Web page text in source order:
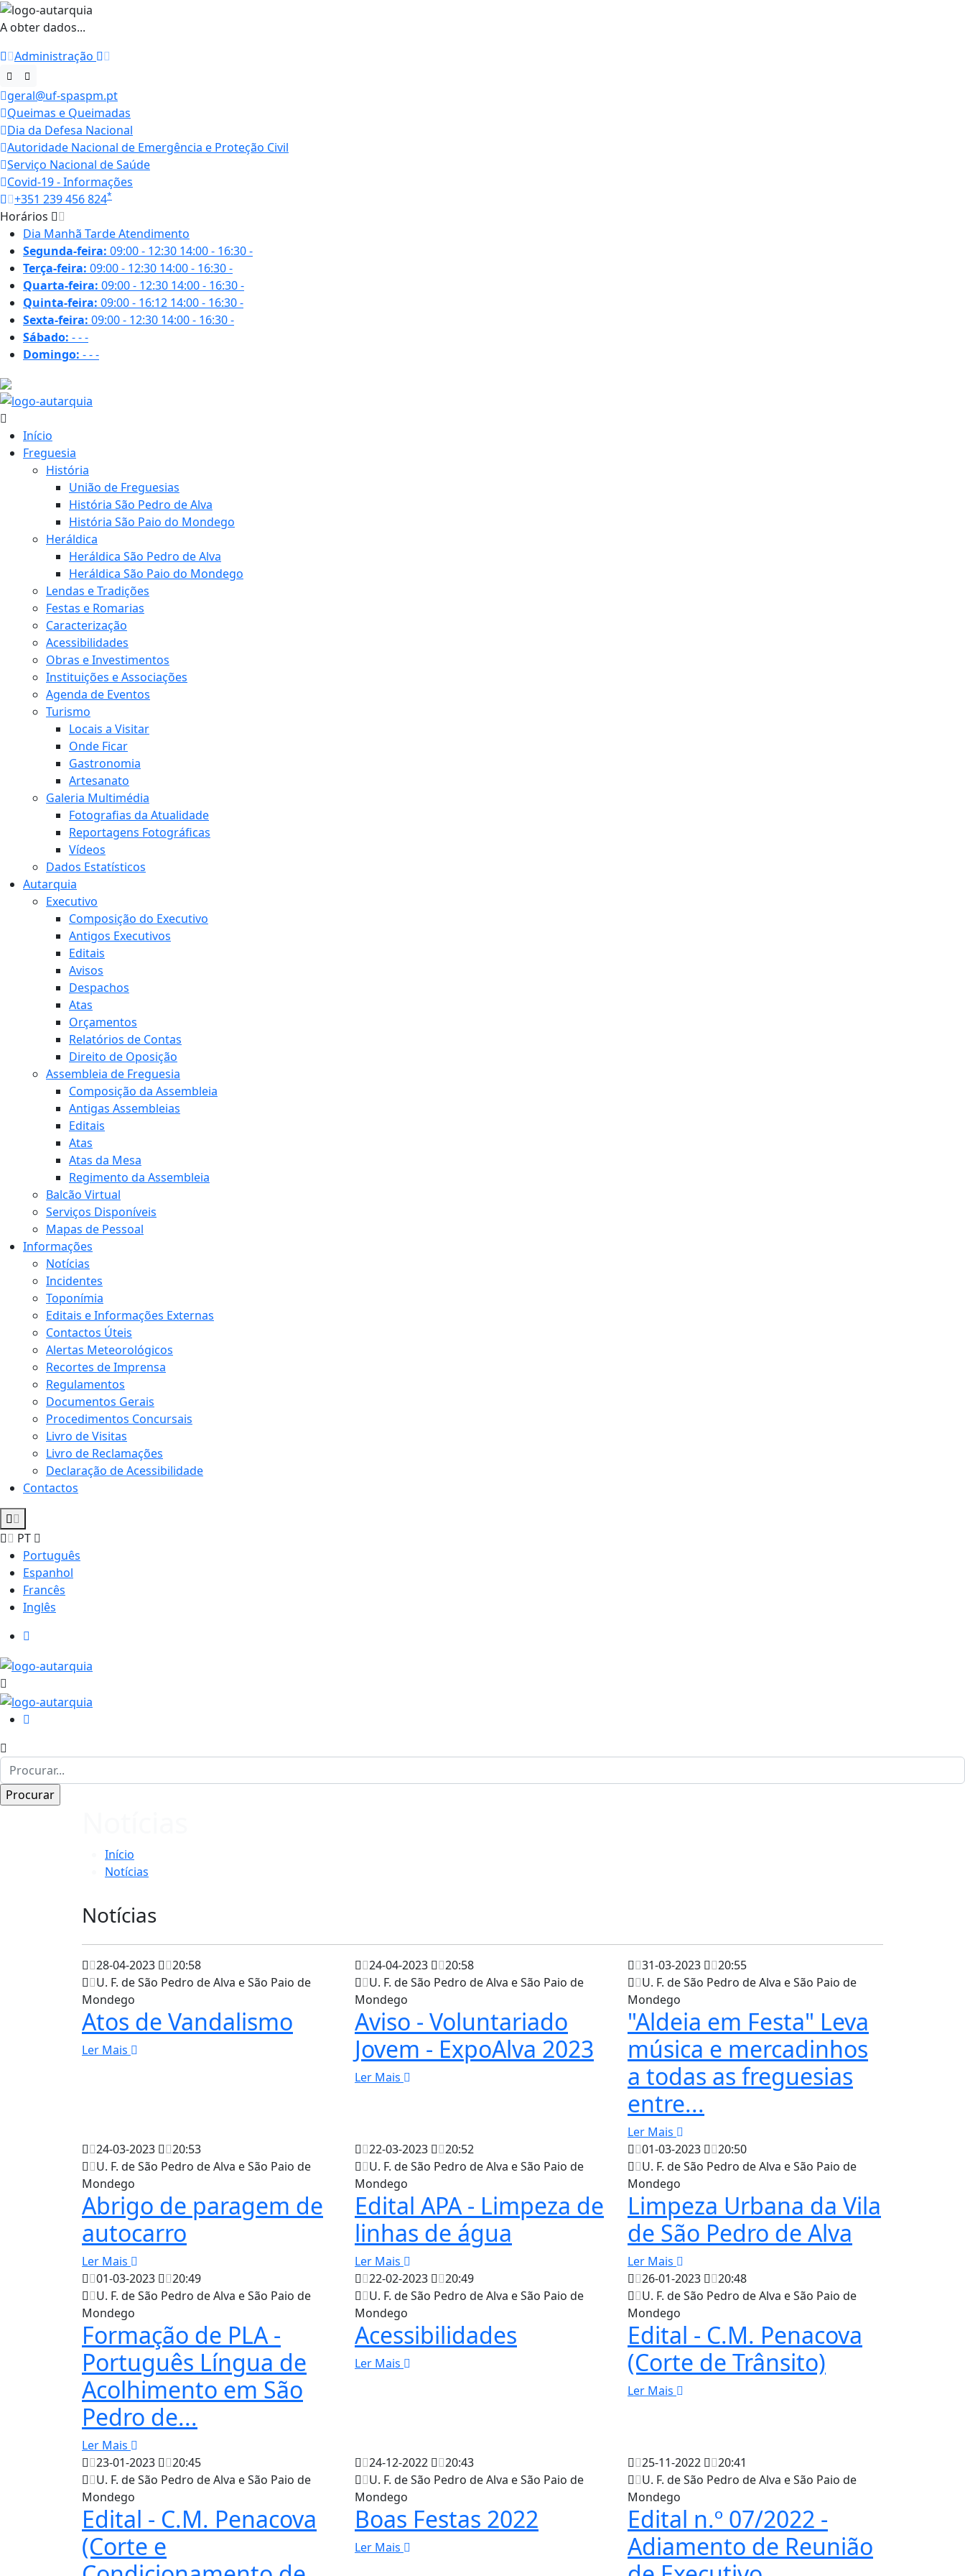
A obter dados...
Administração
geral@uf-spaspm.pt
Queimas e Queimadas
Dia da Defesa Nacional
Autoridade Nacional de Emergência e Proteção Civil
Serviço Nacional de Saúde
Covid-19 - Informações
+351 239 456 824*
Horários
Dia Manhã TardeAtendimento
Segunda-feira: 09:00 - 12:30 14:00 - 16:30-
Terça-feira: 09:00 - 12:30 14:00 - 16:30-
Quarta-feira: 09:00 - 12:30 14:00 - 16:30-
Quinta-feira: 09:00 - 16:12 14:00 - 16:30-
Sexta-feira: 09:00 - 12:30 14:00 - 16:30-
Sábado: ---
Domingo: ---
Início
Freguesia
História
União de Freguesias
História São Pedro de Alva
História São Paio do Mondego
Heráldica
Heráldica São Pedro de Alva
Heráldica São Paio do Mondego
Lendas e Tradições
Festas e Romarias
Caracterização
Acessibilidades
Obras e Investimentos
Instituições e Associações
Agenda de Eventos
Turismo
Locais a Visitar
Onde Ficar
Gastronomia
Artesanato
Galeria Multimédia
Fotografias da Atualidade
Reportagens Fotográficas
Vídeos
Dados Estatísticos
Autarquia
Executivo
Composição do Executivo
Antigos Executivos
Editais
Avisos
Despachos
Atas
Orçamentos
Relatórios de Contas
Direito de Oposição
Assembleia de Freguesia
Composição da Assembleia
Antigas Assembleias
Editais
Atas
Atas da Mesa
Regimento da Assembleia
Balcão Virtual
Serviços Disponíveis
Mapas de Pessoal
Informações
Notícias
Incidentes
Toponímia
Editais e Informações Externas
Contactos Úteis
Alertas Meteorológicos
Recortes de Imprensa
Regulamentos
Documentos Gerais
Procedimentos Concursais
Livro de Visitas
Livro de Reclamações
Declaração de Acessibilidade
Contactos
PT
Português
Espanhol
Francês
Inglês
Início
Notícias
Notícias
28-04-2023
20:58
U. F. de São Pedro de Alva e São Paio de
Mondego
Atos de Vandalismo
Ler Mais
24-04-2023
20:58
U. F. de São Pedro de Alva e São Paio de
Mondego
Aviso - Voluntariado
Jovem - ExpoAlva 2023
Ler Mais
31-03-2023
20:55
U. F. de São Pedro de Alva e São Paio de
Mondego
"Aldeia em Festa" Leva
música e mercadinhos
a todas as freguesias
entre...
Ler Mais
24-03-2023
20:53
U. F. de São Pedro de Alva e São Paio de
Mondego
Abrigo de paragem de
autocarro
Ler Mais
22-03-2023
20:52
U. F. de São Pedro de Alva e São Paio de
Mondego
Edital APA - Limpeza de
linhas de água
Ler Mais
01-03-2023
20:50
U. F. de São Pedro de Alva e São Paio de
Mondego
Limpeza Urbana da Vila
de São Pedro de Alva
Ler Mais
01-03-2023
20:49
U. F. de São Pedro de Alva e São Paio de
Mondego
Formação de PLA -
Português Língua de
Acolhimento em São
Pedro de...
Ler Mais
22-02-2023
20:49
U. F. de São Pedro de Alva e São Paio de
Mondego
Acessibilidades
Ler Mais
26-01-2023
20:48
U. F. de São Pedro de Alva e São Paio de
Mondego
Edital - C.M. Penacova
(Corte de Trânsito)
Ler Mais
23-01-2023
20:45
U. F. de São Pedro de Alva e São Paio de
Mondego
Edital - C.M. Penacova
(Corte e
24-12-2022
20:43
U. F. de São Pedro de Alva e São Paio de
Mondego
Boas Festas 2022
Ler Mais
25-11-2022
20:41
U. F. de São Pedro de Alva e São Paio de
Mondego
Edital n.º 07/2022 -
Adiamento de Reunião